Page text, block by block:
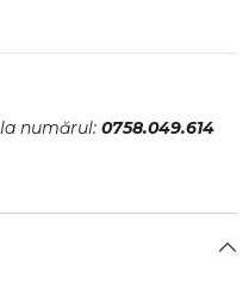
numărul: 0758.049.614